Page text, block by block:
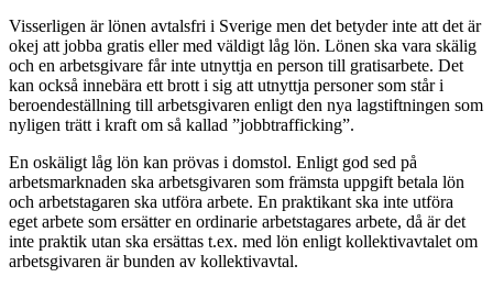
Visserligen är lönen avtalsfri i Sverige men det betyder inte att det är
okej att jobba gratis eller med väldigt låg lön. Lönen ska vara skälig
och en arbetsgivare får inte utnyttja en person till gratisarbete. Det
kan också innebära ett brott i sig att utnyttja personer som står i
beroendeställning till arbetsgivaren enligt den nya lagstiftningen som
nyligen trätt i kraft om så kallad ”jobbtrafficking”.
En oskäligt låg lön kan prövas i domstol. Enligt god sed på
arbetsmarknaden ska arbetsgivaren som främsta uppgift betala lön
och arbetstagaren ska utföra arbete. En praktikant ska inte utföra
eget arbete som ersätter en ordinarie arbetstagares arbete, då är det
inte praktik utan ska ersättas t.ex. med lön enligt kollektivavtalet om
arbetsgivaren är bunden av kollektivavtal.